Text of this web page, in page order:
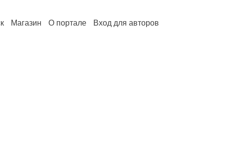
Магазин О портале Вход для авторов